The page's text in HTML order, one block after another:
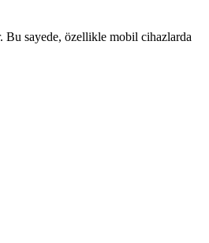
Bu sayede, özellikle mobil cihazlarda